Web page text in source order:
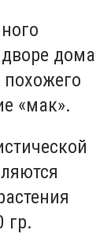
дома
похожего
«мак».
гр.